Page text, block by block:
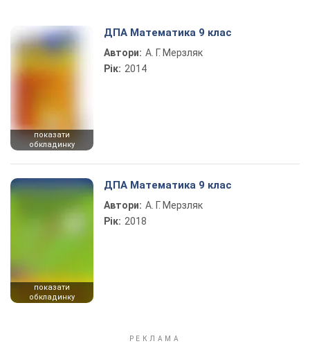
Play Video
показати
обкладинку
ДПА Математика 9 клас
Автори: А. Г. Мерзляк
Рік: 2014
показати
обкладинку
ДПА Математика 9 клас
Автори: А. Г. Мерзляк
Рік: 2018